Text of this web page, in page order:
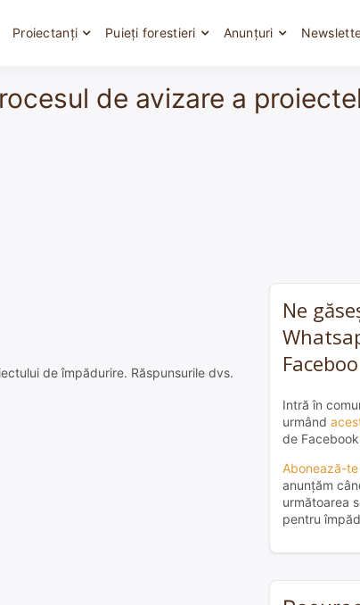
Proiectanți Puieți forestieri Anunțuri
de avizare a
de împădurire. Răspunsurile dvs.
Ne
Intră în
urmând
de Facebook
Abonează-
anunțăm
următoarea
pentru